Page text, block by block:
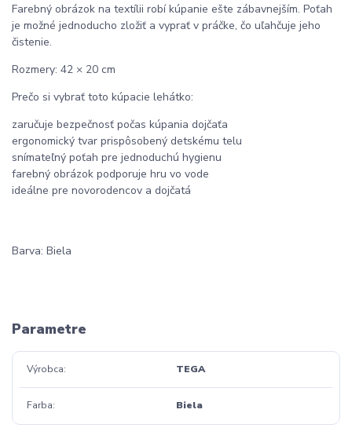
Farebný obrázok na textílii robí kúpanie ešte zábavnejším. Poťah
je možné jednoducho zložiť a vyprať v práčke, čo uľahčuje jeho
čistenie.
Rozmery: 42 × 20 cm
Prečo si vybrať toto kúpacie lehátko:
zaručuje bezpečnosť počas kúpania dojčaťa
ergonomický tvar prispôsobený detskému telu
snímateľný poťah pre jednoduchú hygienu
farebný obrázok podporuje hru vo vode
ideálne pre novorodencov a dojčatá
Barva: Biela
Parametre
Výrobca TEGA
Farba Biela